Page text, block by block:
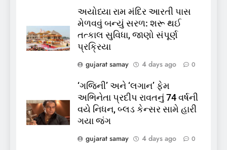
અયોધ્યા રામ મંદિર આરતી પાસ
મેળવવું બન્યું સરળ: શરૂ થઈ
તત્કાલ સુવિધા, જાણો સંપૂર્ણ
પ્રક્રિયા
gujarat samay
4 days ago 0
‘ગજિની’ અને ‘લગાન’ ફેમ
અભિનેતા પ્રદીપ રાવતનું 74 વર્ષની
વયે નિધન, બ્લડ કેન્સર સામે હારી
ગયા જંગ
gujarat samay
4 days ago 0
પ્રક્રિયા બની સરળ
GUJARAT TOP NEWS
7
રાજ્યસભામાં ‘જન્મ અને મૃત્યુ
પાસ, વિપક્ષનો ઉગ્ર હોબાળો
8
શું તમારું મધ કે ઘી ખરેખર શુદ્ધ
છે? FSSAIએ ડાબરના દાવાઓની
પોલ ખોલી, મૂક્યો પ્રતિબંધ
INDIA TOP NEWS